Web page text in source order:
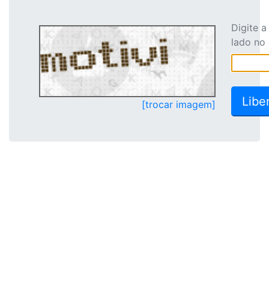
[trocar imagem]
Digite
lado no